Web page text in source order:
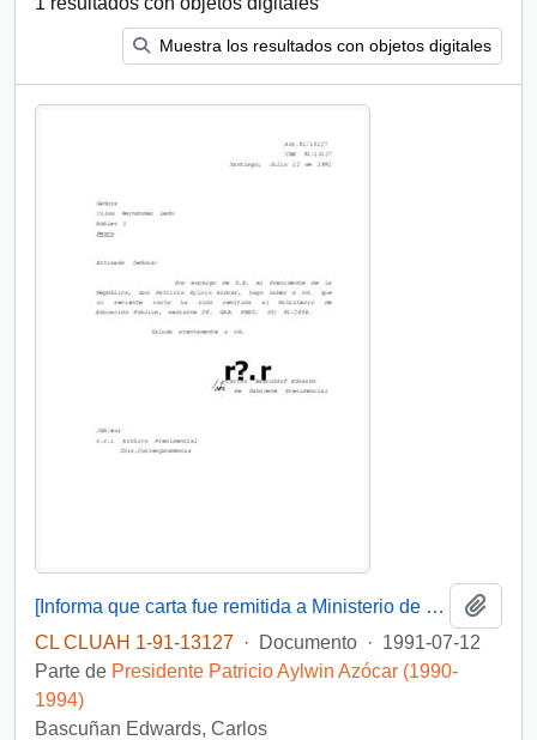
Muestra los resultados con objetos digitales
[Informa que carta fue remitida a Ministerio de Educación Pública, mediante Of. GAB. PRES. (0) 91/2438]
CL CLUAH 1-91-13127 · Documento · 1991-07-12
Parte de Presidente Patricio Aylwin Azócar (1990-
1994)
Bascuñan Edwards, Carlos